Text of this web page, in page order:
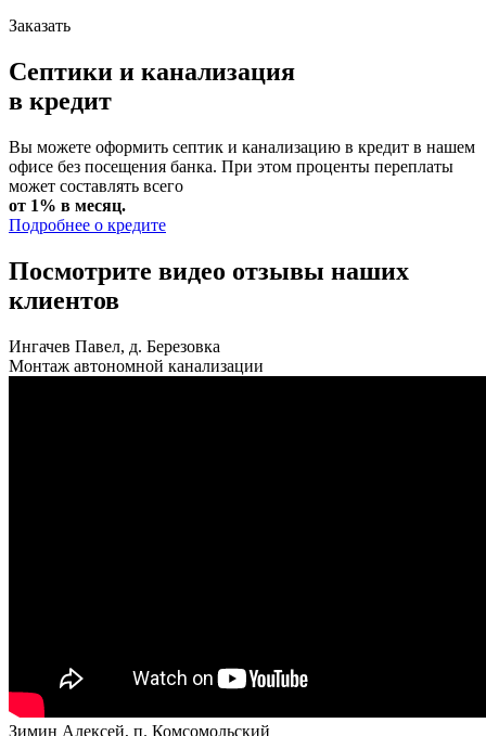
Заказать
Септики и канализация
в кредит
Вы можете оформить септик и канализацию в кредит в нашем
офисе без посещения банка. При этом проценты переплаты
может составлять всего
от 1% в месяц.
Подробнее о кредите
Посмотрите видео отзывы наших
клиентов
Ингачев Павел, д. Березовка
Монтаж автономной канализации
Зимин Алексей, п. Комсомольский